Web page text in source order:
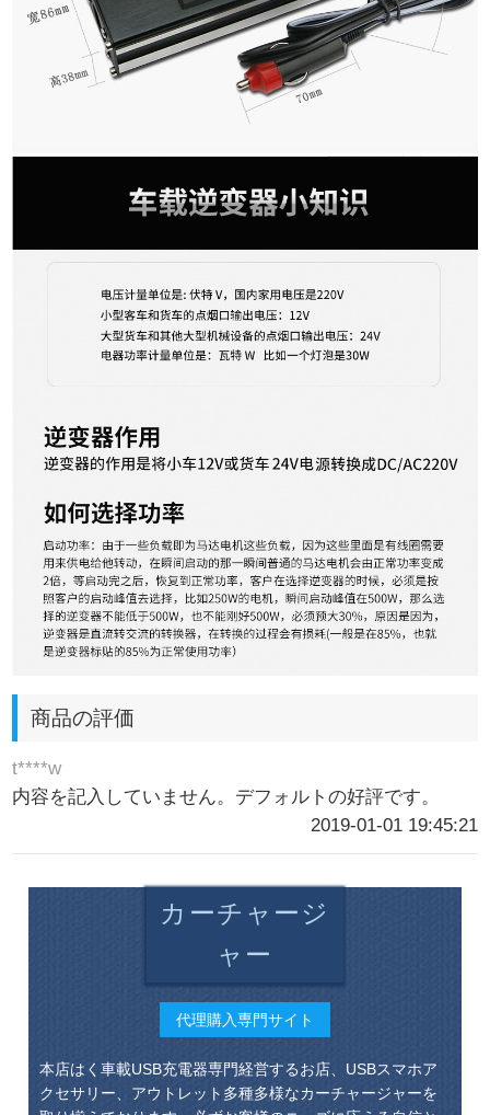
商品の評価
t****w
内容を記入していません。デフォルトの好評です。
2019-01-01 19:45:21
カーチャージ
ャー
代理購入専門サイト
本店はく車載USB充電器専門経営するお店、USBスマホア
クセサリー、アウトレット多種多様なカーチャージャーを